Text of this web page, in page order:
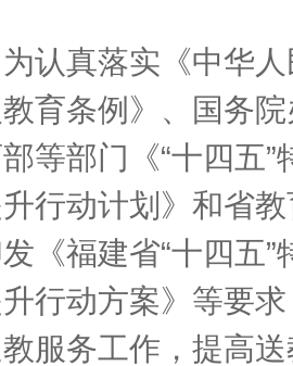
为认真落实《中华
育条例》、国务
等部门《“十四五”
行动计划》和省
《福建省“十四五”
行动方案》等要
服务工作，提高